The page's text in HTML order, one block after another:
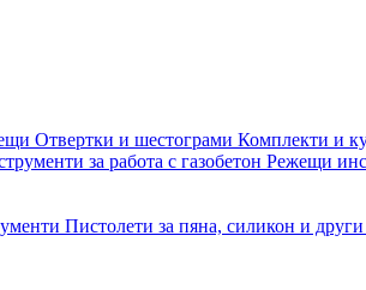
Отвертки и шестограми Комплекти и
за работа с газобетон Режещи
Пистолети за пяна, силикон и